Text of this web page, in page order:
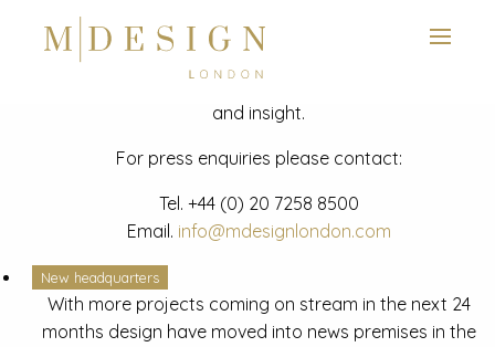
News
Latest mdesign development project and advisory news
and insight.
For press enquiries please contact:
Tel. +44 (0) 20 7258 8500
Email. info@mdesignlondon.com
New headquarters
With more projects coming on stream in the next 24
months design have moved into news premises in the